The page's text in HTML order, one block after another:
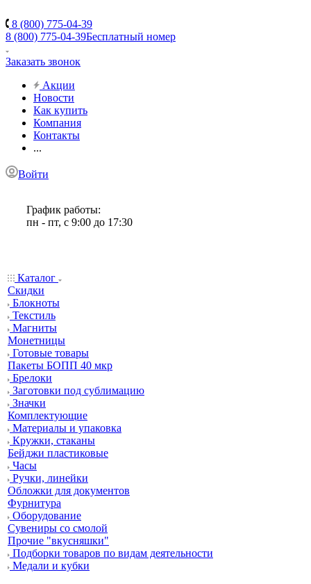
8 (800) 775-04-39
8 (800) 775-04-39Бесплатный номер
Заказать звонок
Акции
Новости
Как купить
Компания
Контакты
...
Войти
График работы:
пн - пт, с 9:00 до 17:30
Каталог
Скидки
Блокноты
Текстиль
Магниты
Монетницы
Готовые товары
Пакеты БОПП 40 мкр
Брелоки
Заготовки под сублимацию
Значки
Комплектующие
Материалы и упаковка
Кружки, стаканы
Бейджи пластиковые
Часы
Ручки, линейки
Обложки для документов
Фурнитура
Оборудование
Сувениры со смолой
Прочие "вкусняшки"
Подборки товаров по видам деятельности
Медали и кубки